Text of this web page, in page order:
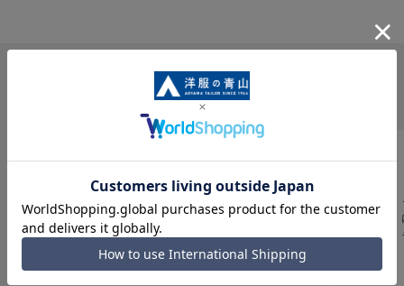
INFORMATION
最新のお買い得情報
スーツスクエア
みんなの